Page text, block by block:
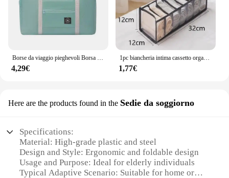
Borse da viaggio pieghevoli Borsa in nylon di grande capacità Bagagli Borse impermeabili Donna Uomo Deposito da viaggio Abbigliamento Imballaggio Organizzatore
4,29€
1pc biancheria intima cassetto organizzatore scatola di immagazzinaggio pieghevole armadio organizzatori divisori per cassetti scatole di immagazzinaggio per mutande calzini reggiseno
1,77€
Here are the products found in the Sedie da soggiorno
Specifications:
Material: High-grade plastic and steel
Design and Style: Ergonomic and foldable design
Usage and Purpose: Ideal for elderly individuals
Typical Adaptive Scenario: Suitable for home or